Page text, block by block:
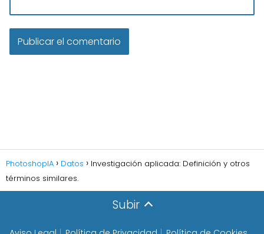
PhotoshopIA Datos
Investigación aplicada: Definición y otros
términos similares.
Subir